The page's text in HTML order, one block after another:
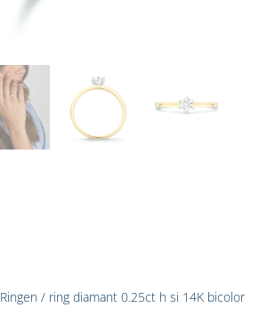
Ringen / ring diamant 0.25ct h si 14K bicolor